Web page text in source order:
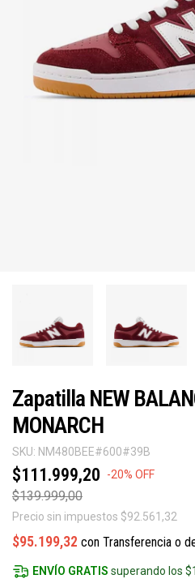
Zapatilla NEW
MONARCH
SKU: NM480BEE#600#39B
$111.999,20 -20% OFF
$139.999,00
Precio sin impuestos $92.561,32
$95.199,32 con Transferencia o
ENVÍO GRATIS superando los